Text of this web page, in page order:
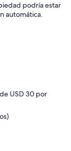
podría estar
automática.
USD 30 por